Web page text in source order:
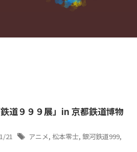
鉄道９９９展」in 京都鉄道博物
21 アニメ, 松本零士, 銀河鉄道999,